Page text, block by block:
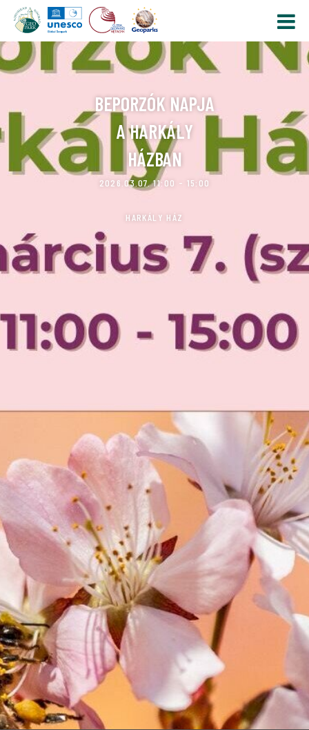
BEPORZÓK NAPJA
A HARKÁLY
HÁZBAN
2026.03.07. 11:00 - 15:00
HARKÁLY HÁZ